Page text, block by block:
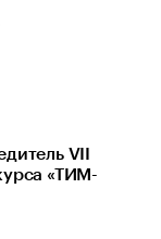
VII
«ТИМ-